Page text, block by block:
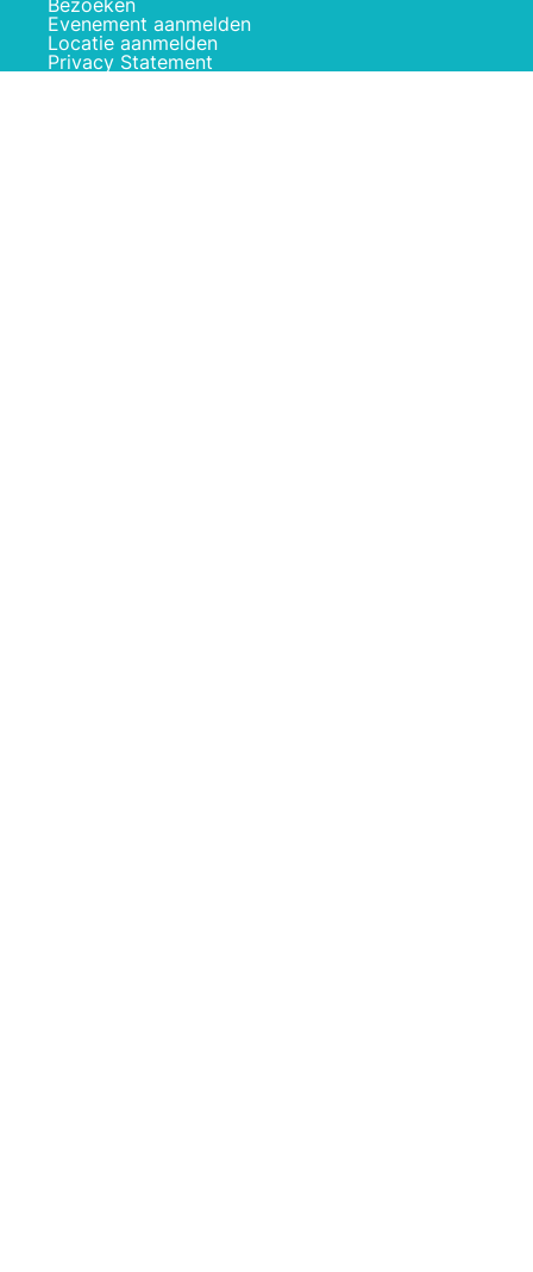
Evenement aanmelden
Locatie aanmelden
Privacy Statement